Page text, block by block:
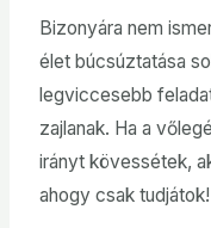
Bizonyára nem
élet búcsúztatása
legviccesebb
zajlanak. Ha a
irányt kövessétek,
ahogy csak tudjátok!